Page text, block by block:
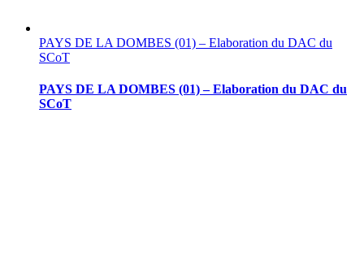
PAYS DE LA DOMBES (01) – Elaboration du DAC du
SCoT
PAYS DE LA DOMBES (01) – Elaboration du DAC du
SCoT